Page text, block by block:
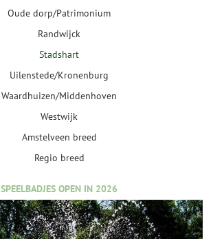
Oude dorp/Patrimonium
Randwijck
Stadshart
Uilenstede/Kronenburg
Waardhuizen/Middenhoven
Westwijk
Amstelveen breed
Regio breed
SPEELBADJES OPEN IN 2026